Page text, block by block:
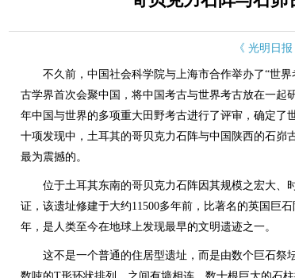
《 光明日
不久前，中国社会科学院与上海市合作举办了“世界
古学界首次会聚中国，将中国考古与世界考古放在一起
年中国与世界的多项重大田野考古进行了评审，确定了
十项发现中，土耳其的哥贝克力石阵与中国陕西的石峁
最为震撼的。
位于土耳其东南的哥贝克力石阵因其规模之宏大、
证，该遗址修建于大约11500多年前，比著名的英国巨
年，是人类至今在地球上发现最早的文明遗迹之一。
这不是一个普通的住居型遗址，而是由数个巨石祭